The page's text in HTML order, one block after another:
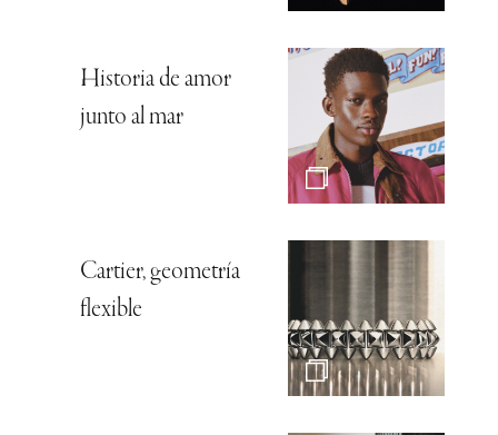
Historia de amor
junto al mar
Cartier, geometría
flexible